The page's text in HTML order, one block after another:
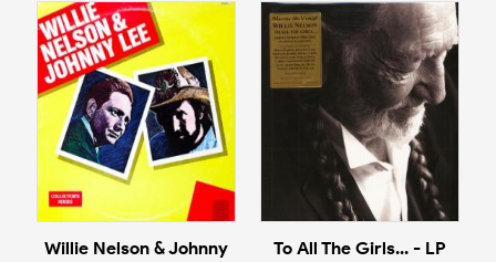
Willie Nelson & Johnny
To All The Girls... - LP